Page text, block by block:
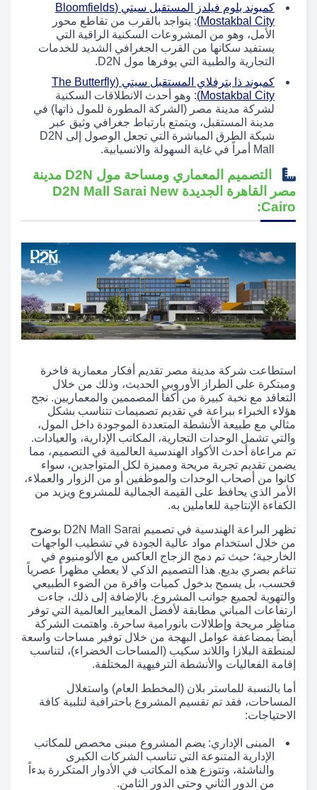
كمبوند بلوم فيلدز المستقبل سيتي (Bloomfields
Mostakbal City) : يتواجد بالقرب من تقاطع محور
الأمل، وهو من المشروعات السكنية الراقية التي
يستفيد سكانها من القرب الجغرافي الشديد للخدمات
التجارية والطبية التي يوفرها مول D2N.
كمبوند ذا بترفلاي المستقبل سيتي (The Butterfly
Mostakbal City) : وهو أحدث الانطلاقات السكنية
لشركة مدينة مصر (الشركة المطورة للمول ذاتها) في
مدينة المستقبل، ويتمتع بارتباط جغرافي وثيق عبر
شبكة الطرق المباشرة التي تجعل الوصول إلى D2N
Mall أمراً في غاية السهولة والانسيابية.
التصميم المعماري ومساحة مول D2N مدينة
مصر القاهرة الجديدة D2N Mall Sarai New
Cairo:
استطاعت شركة مدينة مصر تقديم أفكار معمارية فاخرة
ومبتكرة على الطراز الأوروبي الحديث، وذلك من خلال
التعاقد مع نخبة كبيرة من أكفأ المصممين والمعماريين. نجح
هؤلاء الخبراء ببراعة في تقديم تصميمات تتناسب بشكل
مثالي مع طبيعة الأنشطة المتعددة الموجودة داخل المول،
والتي تشمل الوحدات التجارية، المكاتب الإدارية، والعيادات.
تم مراعاة أحدث الأكواد الهندسية العالمية في التصميم، مما
يضمن تقديم تجربة مريحة ومميزة لكل المتواجدين، سواء
كانوا من أصحاب الوحدات والموظفين أو من الزوار والعملاء،
الأمر الذي يحافظ على القيمة الجمالية للمشروع ويزيد من
الكفاءة الإنتاجية للعاملين به.
تظهر البراعة الهندسية في تصميم D2N Mall Sarai بوضوح
من خلال استخدام مواد عالية الجودة في تشطيب الواجهات
الخارجية؛ حيث تم دمج الزجاج العاكس مع الألومنيوم في
تناغم بصري بديع. هذا التصميم الذكي لا يعطي مظهراً عصرياً
فحسب، بل يسمح بدخول كميات وافرة من الضوء الطبيعي
والتهوية لجميع جوانب المشروع. بالإضافة إلى ذلك، جاءت
ارتفاعات المباني مطابقة لأفضل المعايير العالمية التي توفر
مناظر مريحة وإطلالات بانورامية ساحرة. واهتمت الشركة
أيضاً بمضاعفة عوامل البهجة من خلال توفير مساحات واسعة
لمنطقة البلازا واللاند سكيب (المساحات الخضراء)، لتناسب
إقامة الفعاليات والأنشطة الترفيهية المختلفة.
أما بالنسبة للماستر بلان (المخطط العام) واستغلال
المساحات، فقد تم تقسيم المشروع باحترافية لتلبية كافة
الاحتياجات:
المبنى الإداري: يضم المشروع مبنى مخصص للمكاتب
الإدارية المتنوعة التي تناسب الشركات الكبرى
والناشئة، وتتوزع هذه المكاتب في الأدوار المتكررة بدءاً
من الدور الثاني وحتى الدور الثامن.